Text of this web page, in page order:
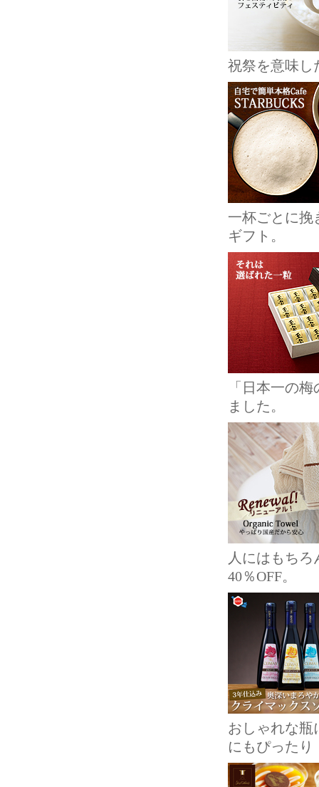
祝祭を意味し
一杯ごとに挽
ギフト。
「日本一の
ました。
人にはもち
40％OFF。
おしゃれな瓶
にもぴったり